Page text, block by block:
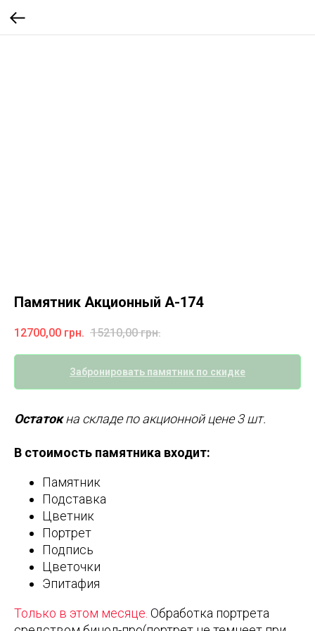
Памятник Акционный А-174
12700,00 грн. 15210,00 грн.
Забронировать памятник по скидке
Остатокна складе по акционной цене 3 шт.
В стоимость памятника входит:
Памятник
Подставка
Цветник
Портрет
Подпись
Цветочки
Эпитафия
Только в этом месяце. Обработка портрета